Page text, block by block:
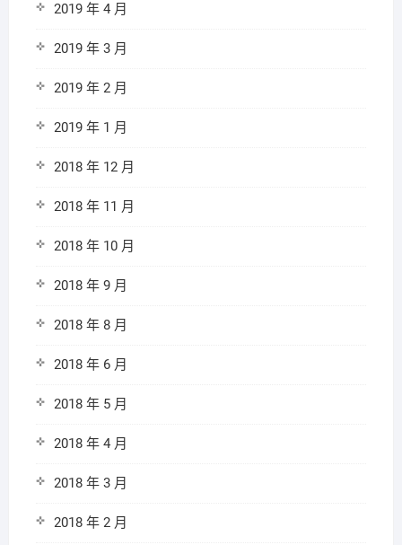
2019 年 4 月
2019 年 3 月
2019 年 2 月
2019 年 1 月
2018 年 12 月
2018 年 11 月
2018 年 10 月
2018 年 9 月
2018 年 8 月
2018 年 6 月
2018 年 5 月
2018 年 4 月
2018 年 3 月
2018 年 2 月